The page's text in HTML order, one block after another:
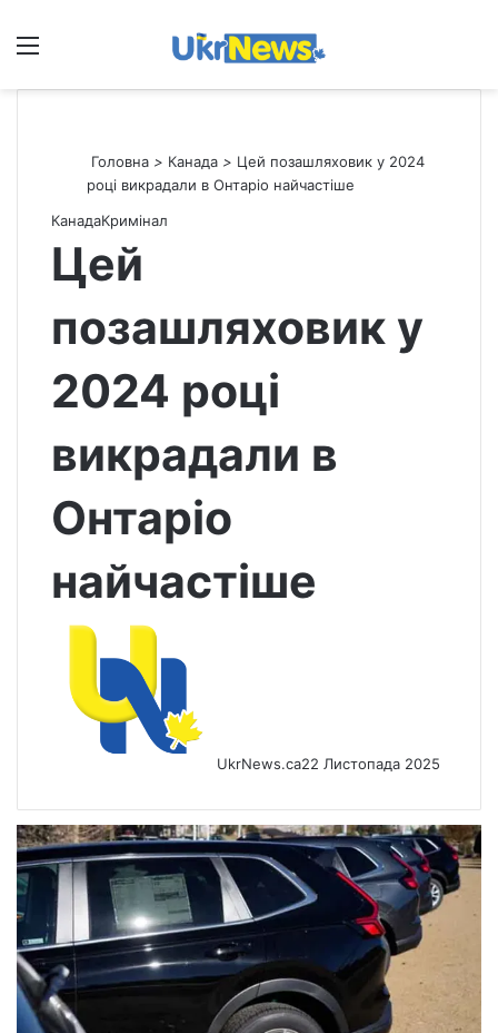
Меню
Головна > Канада > Цей позашляховик у 2024
році викрадали в Онтаріо найчастіше
КанадаКримінал
Цей
позашляховик у
2024 році
викрадали в
Онтаріо
найчастіше
UkrNews.ca22 Листопада 2025